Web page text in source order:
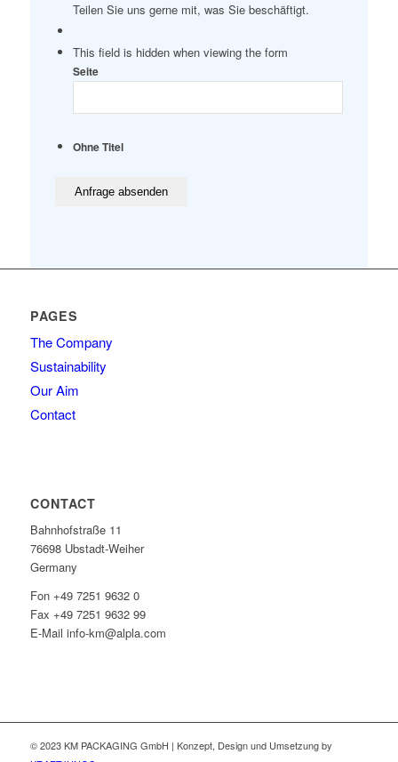
Teilen Sie uns gerne mit, was Sie beschäftigt.
This field is hidden when viewing the form
Seite
Ohne Titel
PAGES
The Company
Sustainability
Our Aim
Contact
CONTACT
Bahnhofstraße 11
76698 Ubstadt-Weiher
Germany
Fon +49 7251 9632 0
Fax +49 7251 9632 99
E-Mail info-km@alpla.com
© 2023 KM PACKAGING GmbH | Konzept, Design und Umsetzung by